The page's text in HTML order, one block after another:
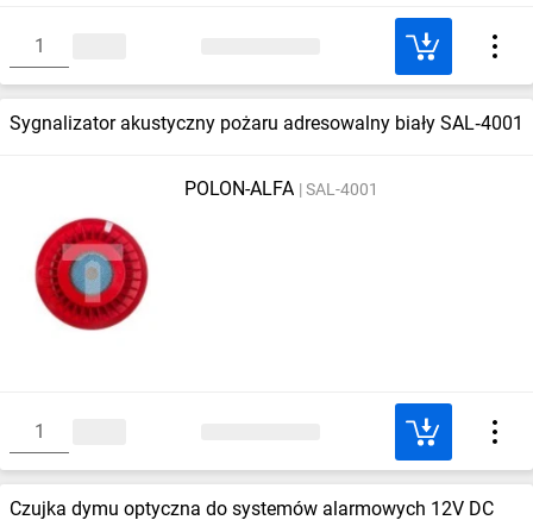
Sygnalizator akustyczny pożaru adresowalny biały SAL‑4001
POLON-ALFA SAL-4001
Czujka dymu optyczna do systemów alarmowych 12V DC